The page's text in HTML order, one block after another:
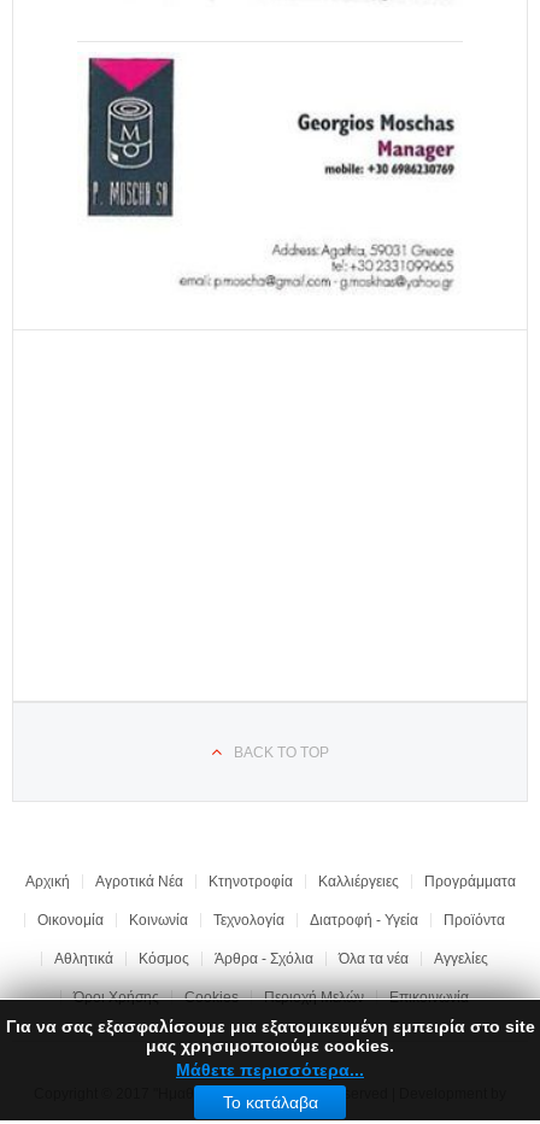
BACK TO TOP
Αρχική Αγροτικά Νέα Κτηνοτροφία Καλλιέργειες Προγράμματα
Οικονομία Κοινωνία Τεχνολογία Διατροφή - Υγεία Προϊόντα
Αθλητικά Κόσμος Άρθρα - Σχόλια Όλα τα νέα Αγγελίες
Όροι Χρήσης Cookies Περιοχή Μελών Επικοινωνία
Copyright © 2017 "Ημαθιώτικη Γη" | All rights reserved | Development by
LEONweb
Για να σας εξασφαλίσουμε μια εξατομικευμένη εμπειρία στο site
μας χρησιμοποιούμε cookies.
Μάθετε περισσότερα...
Το κατάλαβα